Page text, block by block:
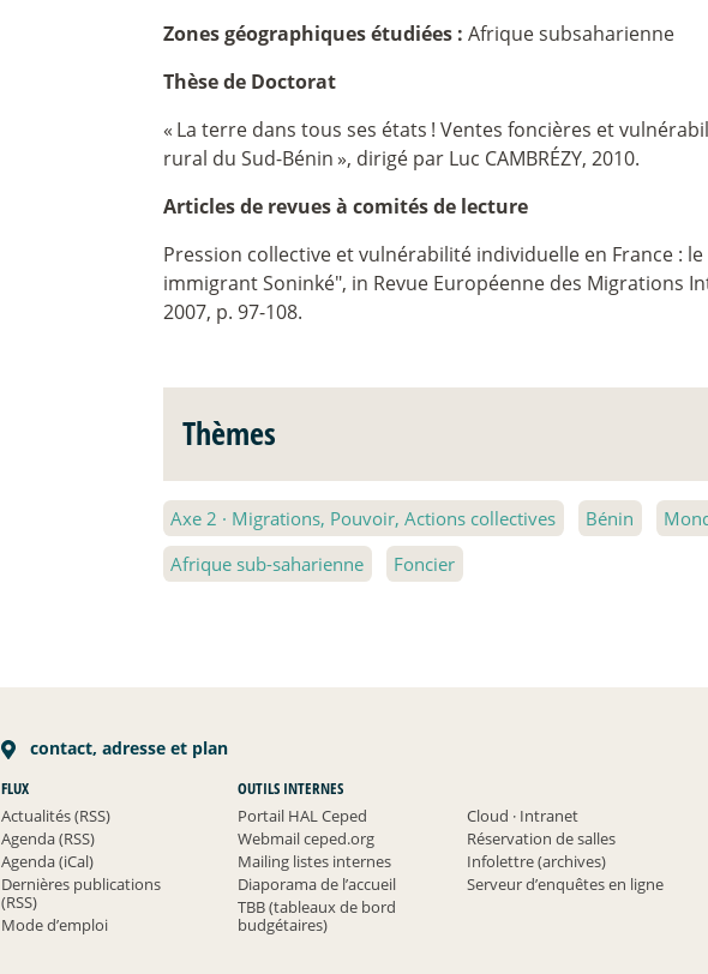
Zones géographiques étudiées : Afrique subsaharienne
Thèse de Doctorat
« La terre dans tous ses états ! Ventes foncières et
rural du Sud-Bénin», dirigé par Luc CAMBRÉZY, 2010.
Articles de revues à comités de lecture
Pression collective et vulnérabilité individuelle en France :
immigrant Soninké", in Revue Européenne des Migrations
2007, p. 97-108.
Thèmes
Axe 2 · Migrations, Pouvoir, Actions collectives Bénin
Afrique sub-saharienne
Foncier
contact, adresse et plan
FLUX
Actualités (RSS)
Agenda (RSS)
Agenda (iCal)
Dernières publications
(RSS)
Mode d’emploi
OUTILS INTERNES
Portail HAL Ceped
Cloud · Intranet
Webmail ceped.org
Réservation de salles
Mailing listes internes
Infolettre (archives)
Diaporama de l’accueil
Serveur d’enquêtes en ligne
TBB (tableaux de bord
budgétaires)